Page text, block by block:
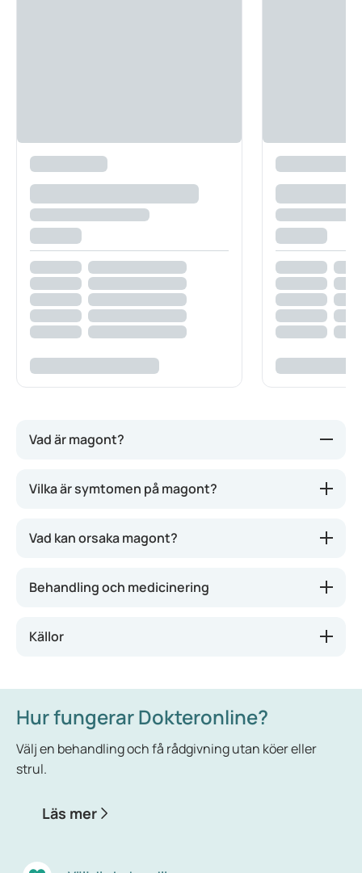
Vad är magont?
Magont kan kännas på många olika sätt. Det kan till
exempel vara magkramper, förstoppning eller att du
rätt kost hjälpa, men vid svårare smärta kan du
Vilka är symtomen på magont?
Vad kan orsaka magont?
Behandling och medicinering
Källor
Hur fungerar Dokteronline?
Välj en behandling och få rådgivning utan köer eller
strul.
Läs mer